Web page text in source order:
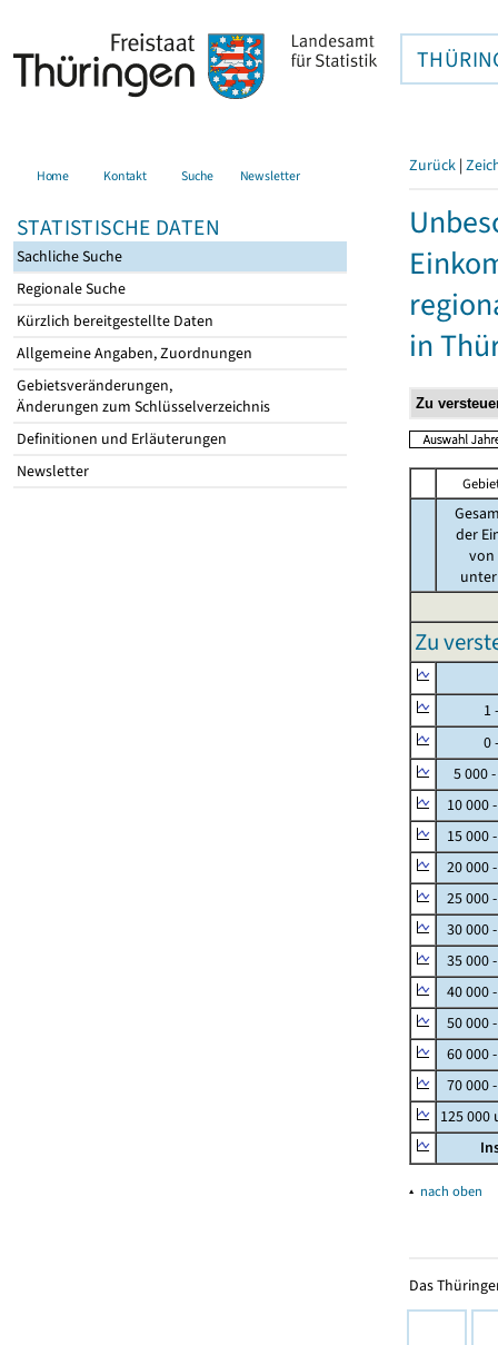
Home Kontakt Suche Newsletter
STATISTISCHE DATEN
Sachliche Suche
Regionale Suche
Kürzlich bereitgestellte Daten
Allgemeine Angaben, Zuordnungen
Gebietsveränderungen,
Änderungen zum Schlüsselverzeichnis
Definitionen und Erläuterungen
Newsletter
Zurück |
in
der
von
unter
Zu
1 -
0 -
5 000
10 000
15 000
20 000
25 000
30 000
35 000
40 000
50 000
60 000
70 000
125
▴ nach oben
Das